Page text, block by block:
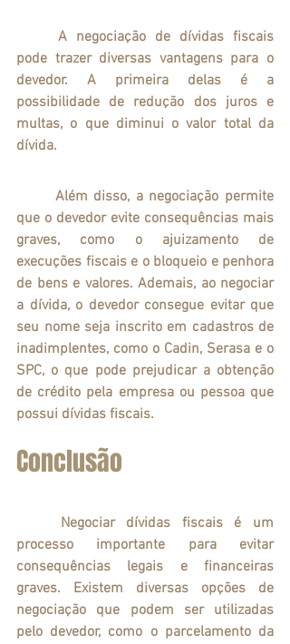
pode trazer diversas vantagens para o
devedor. A primeira delas é a
possibilidade de redução dos juros e
multas, o que diminui o valor total da
dívida.
que o devedor evite consequências mais
graves, como o ajuizamento de
execuções fiscais e o bloqueio e penhora
de bens e valores. Ademais, ao negociar
a dívida, o devedor consegue evitar que
seu nome seja inscrito em cadastros de
inadimplentes, como o Cadin, Serasa e o
SPC, o que pode prejudicar a obtenção
de crédito pela empresa ou pessoa que
possui dívidas fiscais.
Conclusão
processo importante para evitar
consequências legais e financeiras
graves. Existem diversas opções de
negociação que podem ser utilizadas
pelo devedor, como o parcelamento da